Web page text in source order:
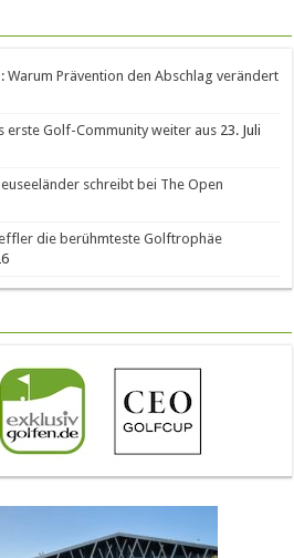
Warum Prävention den Abschlag verändert
erste Golf-Community weiter aus 23. Juli
schreibt bei The Open
die berühmteste Golftrophäe